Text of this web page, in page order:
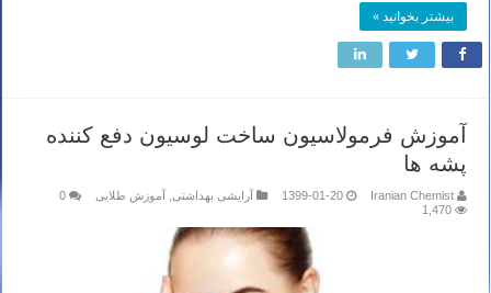
بیشتر بخوانید »
آموزش فرمولاسیون ساخت لوسیون دفع کننده
پشه ها
Iranian Chemist
1399-01-20 آرایشی بهداشتی آموزش طلایی
0
1,470